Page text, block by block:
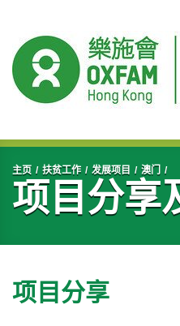
开始主要内容
主页 扶贫工作 发展项目 澳门
项目分享
项目分享